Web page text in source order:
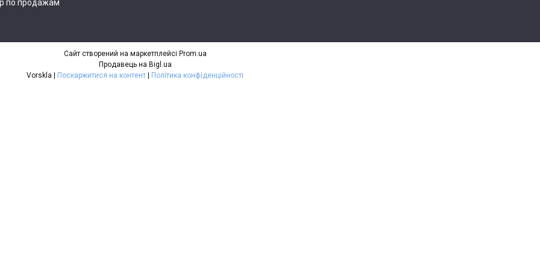
по продажам
Сайт створений на маркетплейсі Prom.ua
Продавець на Bigl.ua
Поскаржитися на контент Політика конфіденційності